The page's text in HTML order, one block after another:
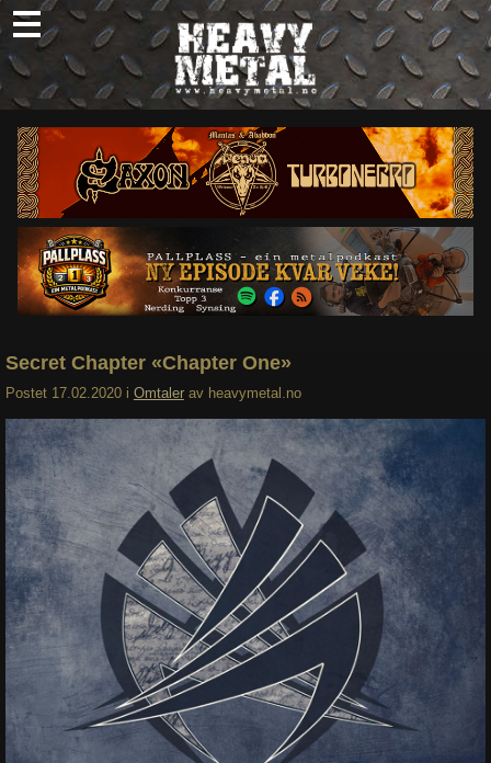
Skip
to
content
Nyheter
Omtaler
Intervjuer
Om oss
Abonner
Søk
Secret Chapter «Chapter One»
Postet 17.02.2020 i Omtaler av heavymetal.no